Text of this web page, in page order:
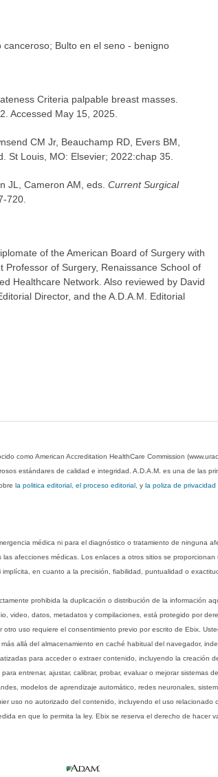
Bulto en el seno - benigno
Criteria palpable breast masses.
Accessed May 15, 2025.
CM Jr, Beauchamp RD, Evers BM,
St Louis, MO: Elsevier; 2022:chap 35.
JL, Cameron AM, eds. Current Surgical
720.
of the American Board of Surgery with
Professor of Surgery, Renaissance School of
Healthcare Network. Also reviewed by David
Director, and the A.D.A.M. Editorial
como American Accreditation HealthCare Commission
estándares de calidad e integridad. A.D.A.M. es una de las
la politica editorial, el proceso editorial , yla poliza de privacidad
médica ni para el diagnóstico o tratamiento de ninguna
afecciones médicas. Los enlaces a otros sitios se
en cuanto a la precisión, fiabilidad, puntualidad o
prohibida la duplicación o distribución de la información
video, datos, metadatos y compilaciones, está protegido por
uso requiere el consentimiento previo por escrito de Ebix.
allá del almacenamiento en caché habitual del navegador,
para acceder o extraer contenido, incluyendo la creación
entrenar, ajustar, calibrar, probar, evaluar o mejorar sistemas
modelos de aprendizaje automático, redes neuronales,
uso no autorizado del contenido, incluyendo el uso
en que lo permita la ley. Ebix se reserva el derecho de hacer